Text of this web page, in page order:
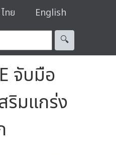
ไทย English
🔍︎
จับมือ
ริมแกร่ง